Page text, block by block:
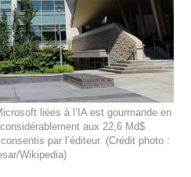
liées à l’IA est gourmande en
aux 22,6 Md$
par l’éditeur. (Crédit photo :
Wikipedia)